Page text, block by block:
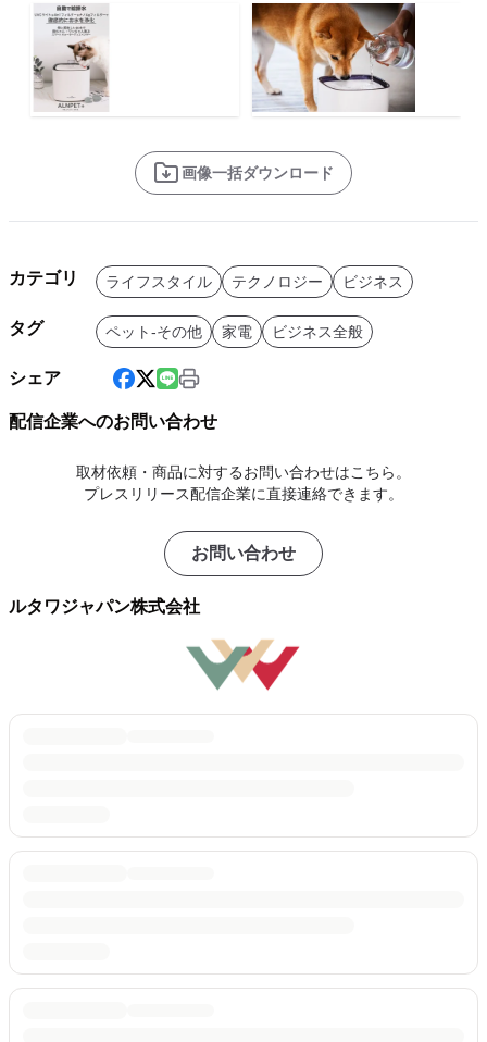
画像一括ダウンロード
カテゴリ ライフスタイル テクノロジー ビジネス
タグ ペット-その他 家電 ビジネス全般
シェア
配信企業へのお問い合わせ
取材依頼・商品に対するお問い合わせはこちら。
プレスリリース配信企業に直接連絡できます。
お問い合わせ
ルタワジャパン株式会社